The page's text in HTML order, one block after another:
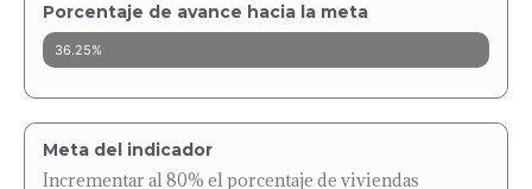
Porcentaje de avance hacia la meta
36.25%
Meta del indicador
Incrementar al 80% el porcentaje de viviendas